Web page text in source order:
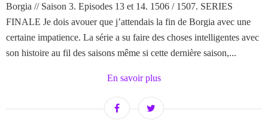
Borgia // Saison 3. Episodes 13 et 14. 1506 / 1507. SERIES
FINALE Je dois avouer que j’attendais la fin de Borgia avec une
certaine impatience. La série a su faire des choses intelligentes avec
son histoire au fil des saisons même si cette dernière saison,...
En savoir plus